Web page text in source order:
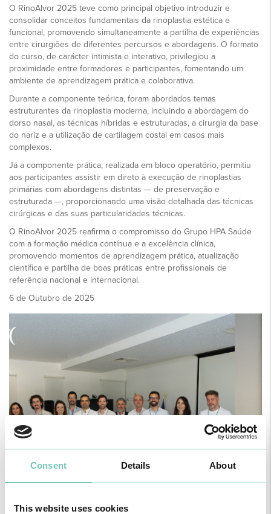
Consent Details About
This website uses cookies
O RinoAlvor 2025 teve como principal objetivo introduzir e
consolidar conceitos fundamentais da rinoplastia estética e
funcional, promovendo simultaneamente a partilha de experiências
entre cirurgiões de diferentes percursos e abordagens. O formato
do curso, de carácter intimista e interativo, privilegiou a
proximidade entre formadores e participantes, fomentando um
ambiente de aprendizagem prática e colaborativa.
Durante a componente teórica, foram abordados temas
estruturantes da rinoplastia moderna, incluindo a abordagem do
dorso nasal, as técnicas híbridas e estruturadas, a cirurgia da base
do nariz e a utilização de cartilagem costal em casos mais
complexos.
Já a componente prática, realizada em bloco operatório, permitiu
aos participantes assistir em direto à execução de rinoplastias
primárias com abordagens distintas — de preservação e
estruturada —, proporcionando uma visão detalhada das técnicas
cirúrgicas e das suas particularidades técnicas.
O RinoAlvor 2025 reafirma o compromisso do Grupo HPA Saúde
com a formação médica contínua e a excelência clínica,
promovendo momentos de aprendizagem prática, atualização
científica e partilha de boas práticas entre profissionais de
referência nacional e internacional.
6 de Outubro de 2025